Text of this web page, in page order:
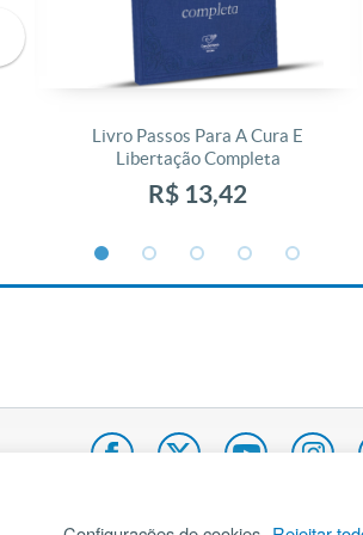
Livro Passos Para A Cura E
Libertação Completa
R$ 13,42